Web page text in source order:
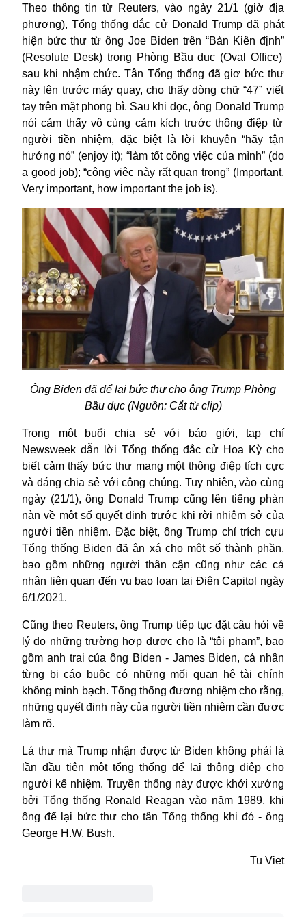
Theo thông tin từ Reuters, vào ngày 21/1 (giờ địa
phương), Tổng thốngđắc cử Donald Trumpđã phát
hiện bức thưtừ ông Joe Biden trên “Bàn Kiên định”
(Resolute Desk) trong Phòng Bầu dục (Oval Office)
sau khi nhậm chức.Tân Tổng thống đã giơ bức thư
này lên trước máy quay, cho thấy dòng chữ“47” viết
taytrên mặt phong bì. Sau khi đọc, ông Donald Trump
nóicảm thấy vô cùng cảm kích trước thông điệp từ
người tiền nhiệm, đặc biệt là lời khuyên “hãy tận
hưởng nó” (enjoy it); “ làm tốt công việc của mình” (do
a good job); “công việc này rất quan trọng” (Important.
Very important, how important the job is).
Ông Biden đã để lại bức thưcho ông Trump Phòng
Bầu dục(Nguồn: Cắt từ clip)
Trong một buổi chia sẻ với báo giới,tạp chí
Newsweek dẫn lời Tổng thống đắc cử Hoa Kỳ cho
biết cảm thấy bức thư mang một thông điệp tích cực
và đáng chia sẻ với công chúng. Tuy nhiên, vào cùng
ngày (21/1), ông Donald Trump cũng lên tiếng phàn
nànvề một sốquyết định trước khi rời nhiệm sở của
người tiền nhiệm. Đặc biệt, ông Trump chỉ tríchcựu
Tổng thống Biden đãân xá cho một số thành phần,
bao gồm những người thân cận cũng như các cá
nhân liên quan đến vụ bạo loạn tại Điện Capitol ngày
6/1/2021.
Cũng theo Reuters, ôngTrumptiếp tục đặt câu hỏi về
lý do những trường hợp được cholà“tội phạm”, bao
gồm anh trai củaông Biden - James Biden, cá nhân
từng
bị cáo buộc có những mối quan hệ tài chính
không minh bạch. Tổng thống đương nhiệmcho rằng,
những quyết định này của người tiền nhiệm cần được
làm rõ.
Lá thư mà Trump nhận được từ Biden không phải là
lần đầu tiên một tổng thống để lại thông điệp cho
người kế nhiệm. Truyền thống này được khởi xướng
bởi Tổng thống Ronald Reagan vào năm 1989, khi
ông để lại bức thư cho tân Tổng thống khi đó - ông
George H.W. Bush.
Tu Viet